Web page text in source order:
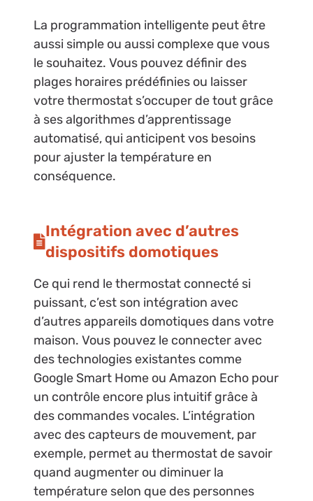
La programmation intelligente peut être
aussi simple ou aussi complexe que vous
le souhaitez. Vous pouvez définir des
plages horaires prédéfinies ou laisser
votre thermostat s’occuper de tout grâce
à ses algorithmes d’apprentissage
automatisé, qui anticipent vos besoins
pour ajuster la température en
conséquence.
Intégration avec d’autres
dispositifs domotiques
Ce qui rend le thermostat connecté si
puissant, c’est son intégration avec
d’autres appareils domotiques dans votre
maison. Vous pouvez le connecter avec
des technologies existantes comme
Google Smart Home ou Amazon Echo pour
un contrôle encore plus intuitif grâce à
des commandes vocales. L’intégration
avec des capteurs de mouvement, par
exemple, permet au thermostat de savoir
quand augmenter ou diminuer la
température selon que des personnes